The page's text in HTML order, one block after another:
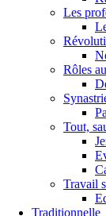
Les
Rôles
Tout,
Travail
Traditionnelle